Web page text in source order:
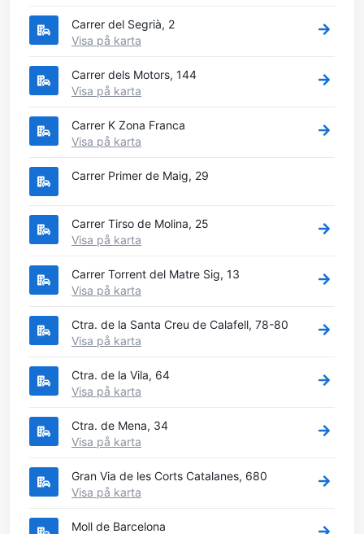
Carrer del Segrià, 2
Visa på karta
Carrer dels Motors, 144
Visa på karta
Carrer K Zona Franca
Visa på karta
Carrer Primer de Maig, 29
Carrer Tirso de Molina, 25
Visa på karta
Carrer Torrent del Matre Sig, 13
Visa på karta
Ctra. de la Santa Creu de Calafell, 78-80
Visa på karta
Ctra. de la Vila, 64
Visa på karta
Ctra. de Mena, 34
Visa på karta
Gran Via de les Corts Catalanes, 680
Visa på karta
Moll de Barcelona